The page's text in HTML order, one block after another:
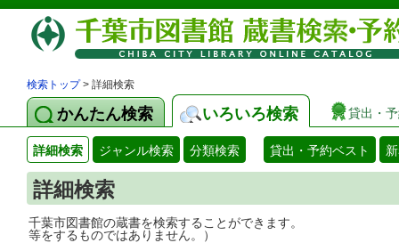
検索トップ> 詳細検索
かんたん検索 いろいろ検索 貸出・
詳細検索 ジャンル検索 分類検索 貸出・予約ベスト
詳細検索
千葉市図書館の蔵書を検索することがで
等をするものではありません。）